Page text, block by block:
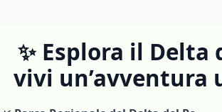
✨ Esplora il Delta
vivi un’avventura